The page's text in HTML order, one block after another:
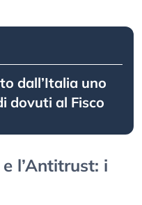
dall’Italia uno
dovuti al Fisco
l’Antitrust: i